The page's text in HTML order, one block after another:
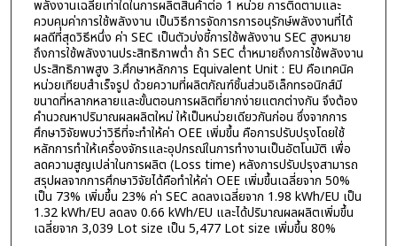
พลังงานเฉลี่ยเท่าใดในการผลิตสินค้าต่อ 1 หน่วย การติดตามและ
ควบคุมค่าการใช้พลังงาน เป็นวิธีการจัดการการอนุรักษ์พลังงานที่ได้
ผลดีที่สุดวิธีหนึ่ง ค่า SEC เป็นตัวบ่งชี้การใช้พลังงาน SEC สูงหมาย
ถึงการใช้พลังงานประสิทธิภาพต่ำ ถ้า SEC ต่ำหมายถึงการใช้พลังงาน
ประสิทธิภาพสูง 3.ศึกษาหลักการ Equivalent Unit : EU คือเทคนิค
หน่วยเทียบสำเร็จรูป ด้วยความที่ผลิตภัณฑ์ชิ้นส่วนอิเล็กทรอนิกส์มี
ขนาดที่หลากหลายและขั้นตอนการผลิตที่ยากง่ายแตกต่างกัน จึงต้อง
คำนวณหาปริมาณผลผลิตใหม่ ให้เป็นหน่วยเดียวกันก่อน ซึ่งจากการ
ศึกษาวิจัยพบว่าวิธีที่จะทำให้ค่า OEE เพิ่มขึ้น คือการปรับปรุงโดยใช้
หลักการทำให้เครื่องจักรและอุปกรณ์ในการทำงานเป็นอัตโนมัติ เพื่อ
ลดความสูญเปล่าในการผลิต (Loss time) หลังการปรับปรุงสามารถ
สรุปผลจากการศึกษาวิจัยได้คือทำให้ค่า OEE เพิ่มขึ้นเฉลี่ยจาก 50%
เป็น 73% เพิ่มขึ้น 23% ค่า SEC ลดลงเฉลี่ยจาก 1.98 kWh/EU เป็น
1.32 kWh/EU ลดลง 0.66 kWh/EU และได้ปริมาณผลผลิตเพิ่มขึ้น
เฉลี่ยจาก 3,039 Lot size เป็น 5,477 Lot size เพิ่มขึ้น 80%